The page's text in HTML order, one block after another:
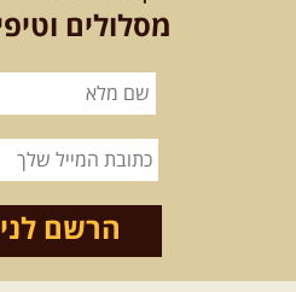
האם אתם מחפשים חוויה מיוחדת
בטבע? מחפשים חוויה שתעניק לכם ...
שישי- ממרומי
הגליל העליון למורדות הירדן
נצא מג'ש שבמורדות הר מירון, נמשיך
לאורך נחל דישון ונעצור ...[המשך]
מסלולים
הרשם